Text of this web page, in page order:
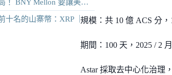
要讓美債交易 24/7 不打烊
寨幣：XRP ｜Ripple 2026 介紹規模：共 10 億 ACS 分
期間：100 天，2025 / 2
Astar 採取去中心化治理